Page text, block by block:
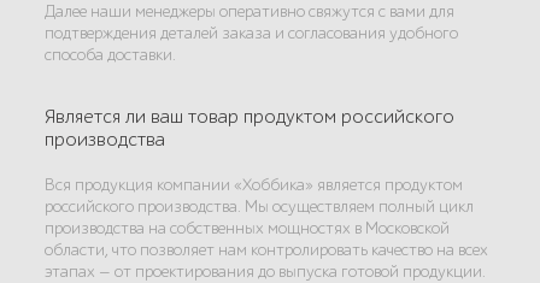
Далее наши менеджеры оперативно свяжутся с вами для
подтверждения деталей заказа и согласования удобного
способа доставки.
Является ли ваш товар продуктом российского
производства
Вся продукция компании «Хоббика» является продуктом
российского производства. Мы осуществляем полный цикл
производства на собственных мощностях в Московской
области, что позволяет нам контролировать качество на всех
этапах — от проектирования до выпуска готовой продукции.